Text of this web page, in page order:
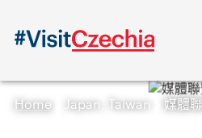
Home Japan, Taiwan 媒體